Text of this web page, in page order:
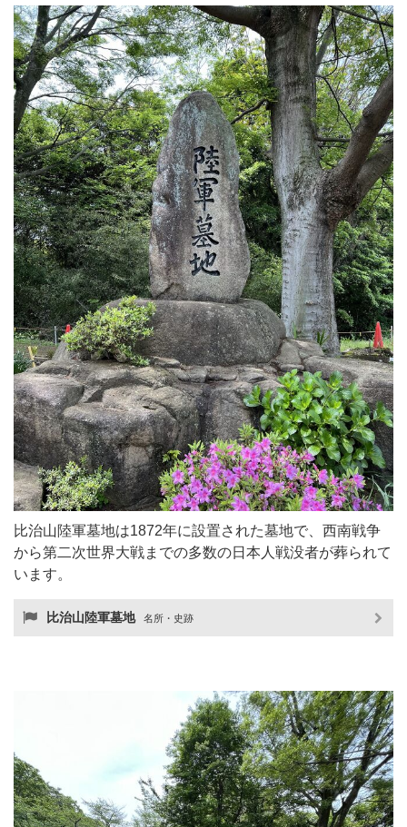
比治山陸軍墓地は1872年に設置された墓地で、西南戦争
から第二次世界大戦までの多数の日本人戦没者が葬られて
います。
比治山陸軍墓地 名所・史跡